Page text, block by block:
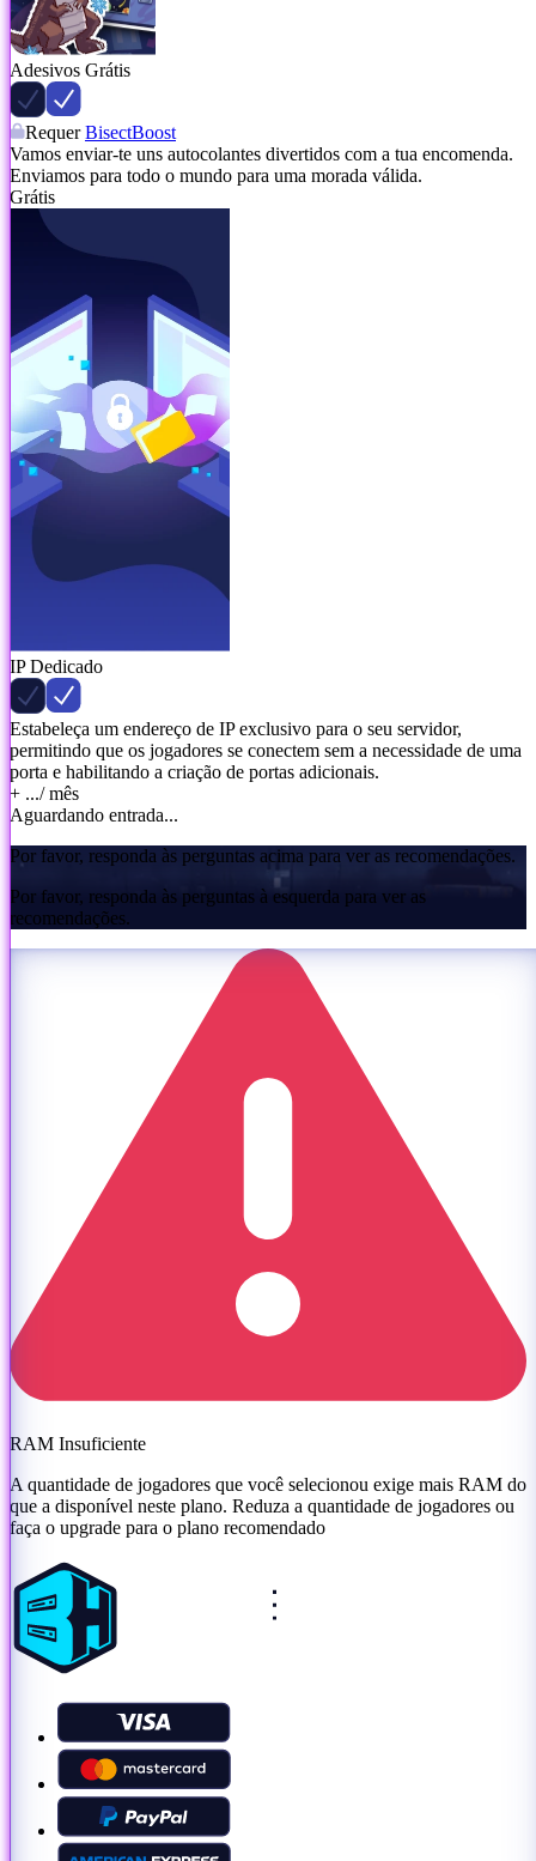
Adesivos Grátis
RequerBisectBoost
Vamos enviar-te uns autocolantes divertidos com a tua encomenda.
Enviamos para todo o mundo para uma morada válida.
Grátis
IP Dedicado
Estabeleça um endereço de IP exclusivo para o seu servidor,
permitindo que os jogadores se conectem sem a necessidade de uma
porta e habilitando a criação de portas adicionais.
+ .../ mês
Aguardando entrada...
Por favor, responda às perguntas acima para ver as recomendações.
Por favor, responda às perguntas à esquerda para ver as
recomendações.
RAM Insuficiente
A quantidade de jogadores que você selecionou exige mais RAM do
que a disponível neste plano. Reduza a quantidade de jogadores ou
faça o upgrade para o plano recomendado